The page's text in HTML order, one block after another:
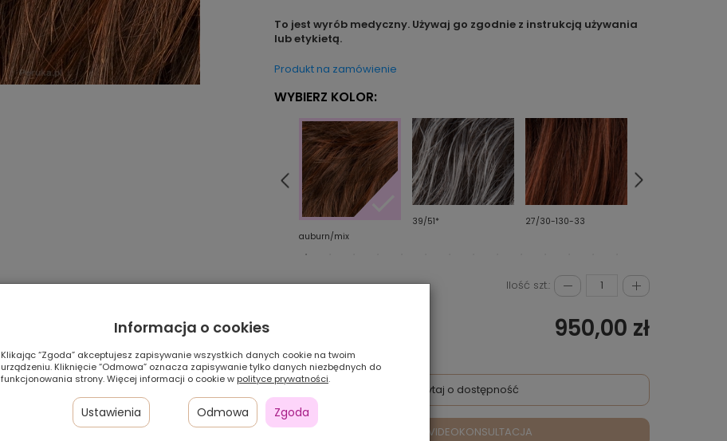
To jest wyrób medyczny. Używaj go zgodnie z instrukcją używania
lub etykietą.
Produkt na zamówienie
WYBIERZ KOLOR:
auburn/mix
39/51*
27/30-130-33
Ilość szt.:
950,00 zł
Zapytaj o dostępność
VIDEOKONSULTACJA
Informacja o cookies
Klikając “Zgoda” akceptujesz zapisywanie wszystkich danych cookie na twoim
urządzeniu. Kliknięcie “Odmowa” oznacza zapisywanie tylko danych niezbędnych do
funkcjonowania strony. Więcej informacji o cookie w polityce prywatności.
Ustawienia Odmowa Zgoda